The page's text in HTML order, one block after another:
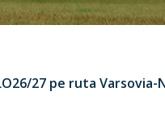
27 pe ruta Varsovia-